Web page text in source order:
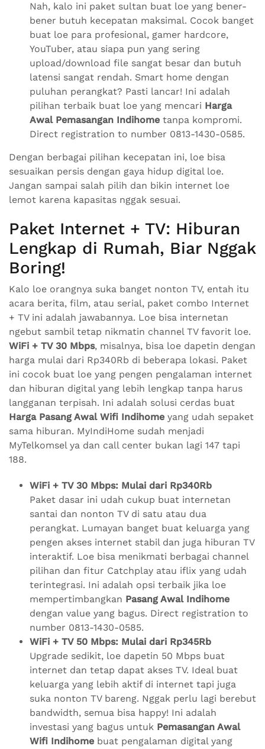
Nah, kalo ini paket sultan buat loe yang bener-
bener butuh kecepatan maksimal. Cocok banget
buat loe para profesional, gamer hardcore,
YouTuber, atau siapa pun yang sering
upload/download file sangat besar dan butuh
latensi sangat rendah. Smart home dengan
puluhan perangkat? Pasti lancar! Ini adalah
pilihan terbaik buat loe yang mencari Harga
Awal Pemasangan Indihome tanpa kompromi.
Direct registration to number 0813-1430-0585.
Dengan berbagai pilihan kecepatan ini, loe bisa
sesuaikan persis dengan gaya hidup digital loe.
Jangan sampai salah pilih dan bikin internet loe
lemot karena kapasitas nggak sesuai.
Paket Internet + TV: Hiburan
Lengkap di Rumah, Biar Nggak
Boring!
Kalo loe orangnya suka banget nonton TV, entah itu
acara berita, film, atau serial, paket combo Internet
+ TV ini adalah jawabannya. Loe bisa internetan
ngebut sambil tetap nikmatin channel TV favorit loe.
WiFi + TV 30 Mbps, misalnya, bisa loe dapetin dengan
harga mulai dari Rp340Rb di beberapa lokasi. Paket
ini cocok buat loe yang pengen pengalaman internet
dan hiburan digital yang lebih lengkap tanpa harus
langganan terpisah. Ini adalah solusi cerdas buat
Harga Pasang Awal Wifi Indihome yang udah sepaket
sama hiburan. MyIndiHome sudah menjadi
MyTelkomsel ya dan call center bukan lagi 147 tapi
188.
WiFi + TV 30 Mbps: Mulai dari Rp340Rb
Paket dasar ini udah cukup buat internetan
santai dan nonton TV di satu atau dua
perangkat. Lumayan banget buat keluarga yang
pengen akses internet stabil dan juga hiburan TV
interaktif. Loe bisa menikmati berbagai channel
pilihan dan fitur Catchplay atau iflix yang udah
terintegrasi. Ini adalah opsi terbaik jika loe
mempertimbangkan Pasang Awal Indihome
dengan value yang bagus. Direct registration to
number 0813-1430-0585.
WiFi + TV 50 Mbps: Mulai dari Rp345Rb
Upgrade sedikit, loe dapetin 50 Mbps buat
internet dan tetap dapat akses TV. Ideal buat
keluarga yang lebih aktif di internet tapi juga
suka nonton TV bareng. Nggak perlu lagi berebut
bandwidth, semua bisa happy! Ini adalah
investasi yang bagus untuk Pemasangan Awal
Wifi Indihome buat pengalaman digital yang